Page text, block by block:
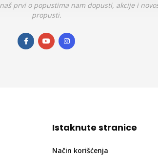
prvi o popustima nam dopusti, akcije i
propusti.
Istaknute stranice
Način korišćenja